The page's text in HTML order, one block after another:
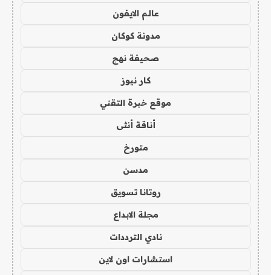
عالم الايفون
مدونة كوكان
صحيفة نهج
كار نيوز
موقع خبرة التقني
أناقة أنثى
متورخ
مدسن
روتانا تسويق
مجلة الابداع
نادي الترددات
استشارات اون لاين